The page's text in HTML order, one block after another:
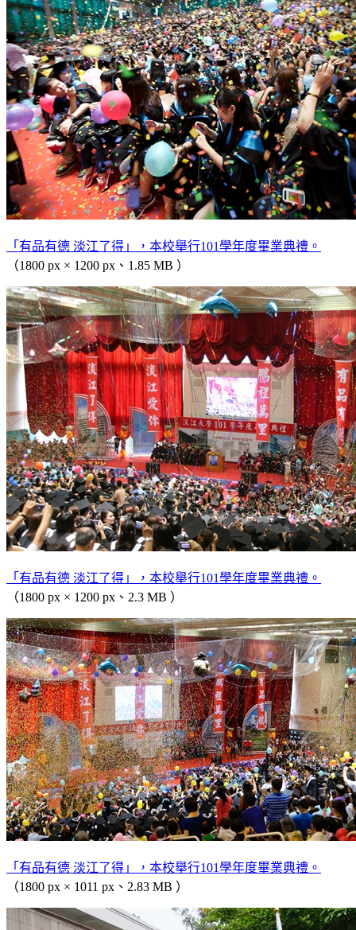
「有品有德 淡江了得」，本校舉行101學年度畢業典禮。
（1800 px × 1200 px、1.85 MB ）
「有品有德 淡江了得」，本校舉行101學年度畢業典禮。
（1800 px × 1200 px、2.3 MB ）
「有品有德 淡江了得」，本校舉行101學年度畢業典禮。
（1800 px × 1011 px、2.83 MB ）